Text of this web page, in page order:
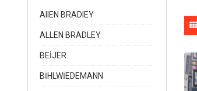
AIIEN BRADIEY
ALLEN BRADLEY
BEİJER
BİHLWİEDEMANN